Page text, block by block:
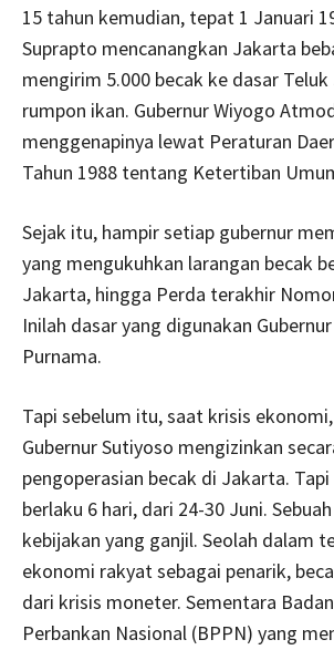
15 tahun kemudian, tepat 1 Januari
Suprapto mencanangkan Jakarta
mengirim 5.000 becak ke dasar
rumpon ikan. Gubernur Wiyogo
menggenapinya lewat Peraturan
Tahun 1988 tentang Ketertiban
Sejak itu, hampir setiap gubernur
yang mengukuhkan larangan becak
Jakarta, hingga Perda terakhir
Inilah dasar yang digunakan
Purnama.
Tapi sebelum itu, saat krisis
Gubernur Sutiyoso mengizinkan
pengoperasian becak di Jakarta.
berlaku 6 hari, dari 24-30 Juni.
kebijakan yang ganjil. Seolah dalam
ekonomi rakyat sebagai penarik,
dari krisis moneter. Sementara
Perbankan Nasional (BPPN) yang